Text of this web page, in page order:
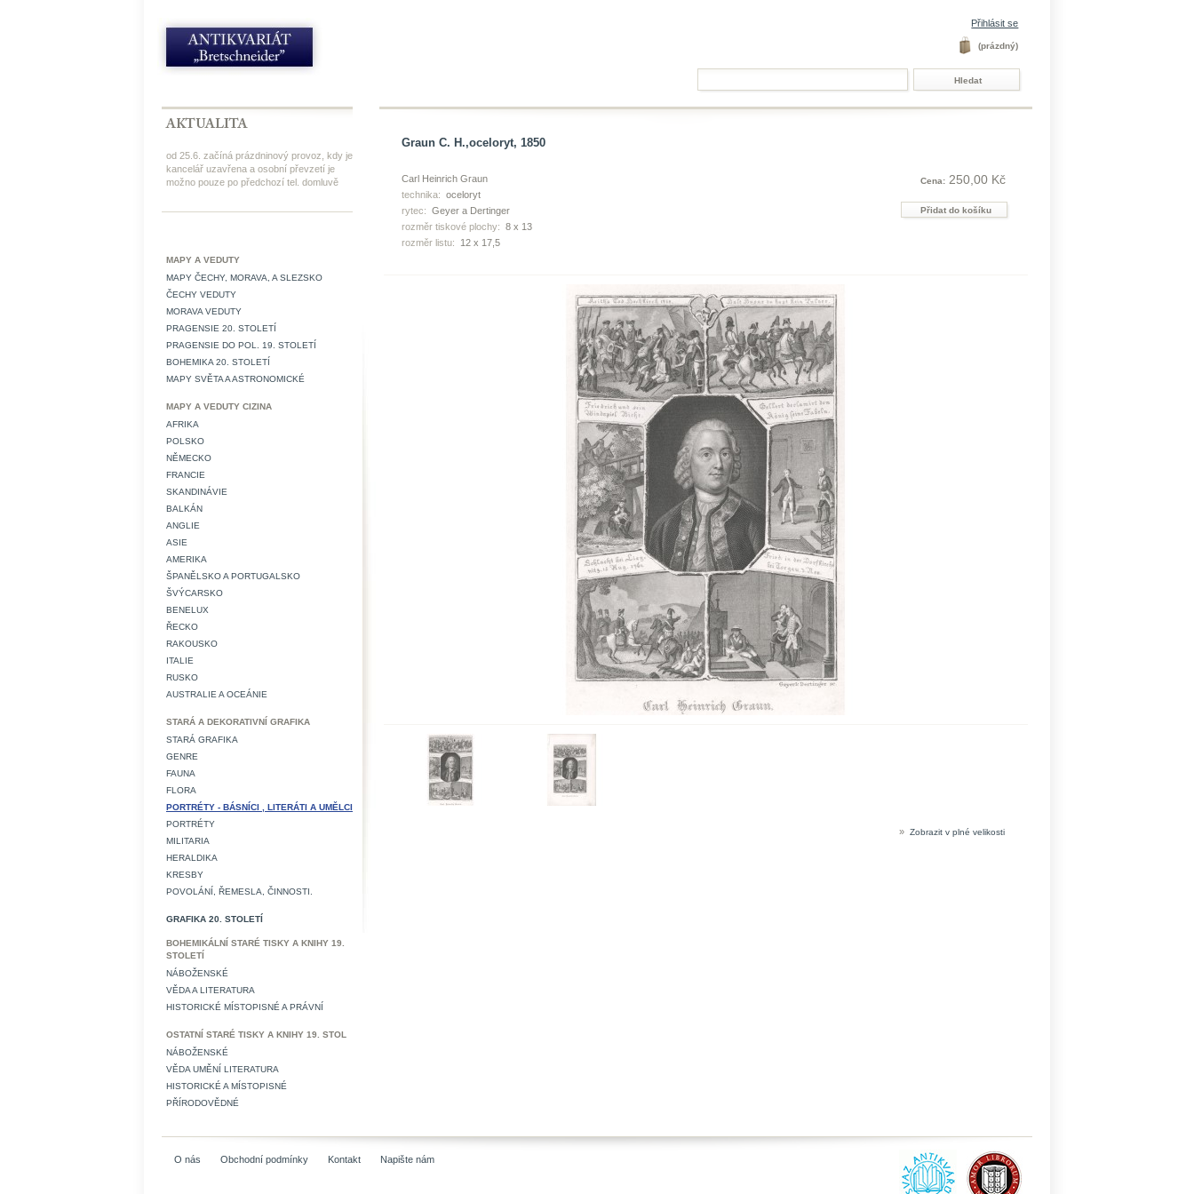
Přihlásit se
(prázdný)
od 25.6. začíná prázdninový provoz, kdy je
kancelář uzavřena a osobní převzetí je
možno pouze po předchozí tel. domluvě
MAPY A VEDUTY
MAPY ČECHY, MORAVA, A SLEZSKO
ČECHY VEDUTY
MORAVA VEDUTY
PRAGENSIE 20. STOLETÍ
PRAGENSIE DO POL. 19. STOLETÍ
BOHEMIKA 20. STOLETÍ
MAPY SVĚTA A ASTRONOMICKÉ
MAPY A VEDUTY CIZINA
AFRIKA
POLSKO
NĚMECKO
FRANCIE
SKANDINÁVIE
BALKÁN
ANGLIE
ASIE
AMERIKA
ŠPANĚLSKO A PORTUGALSKO
ŠVÝCARSKO
BENELUX
ŘECKO
RAKOUSKO
ITALIE
RUSKO
AUSTRALIE A OCEÁNIE
STARÁ A DEKORATIVNÍ GRAFIKA
STARÁ GRAFIKA
GENRE
FAUNA
FLORA
PORTRÉTY - BÁSNÍCI , LITERÁTI A UMĚLCI
PORTRÉTY
MILITARIA
HERALDIKA
KRESBY
POVOLÁNÍ, ŘEMESLA, ČINNOSTI.
GRAFIKA 20. STOLETÍ
BOHEMIKÁLNÍ STARÉ TISKY A KNIHY 19.
STOLETÍ
NÁBOŽENSKÉ
VĚDA A LITERATURA
HISTORICKÉ MÍSTOPISNÉ A PRÁVNÍ
OSTATNÍ STARÉ TISKY A KNIHY 19. STOL
NÁBOŽENSKÉ
VĚDA UMĚNÍ LITERATURA
HISTORICKÉ A MÍSTOPISNÉ
PŘÍRODOVĚDNÉ
Graun C. H.,oceloryt, 1850
Carl Heinrich Graun
technika: oceloryt
rytec: Geyer a Dertinger
rozměr tiskové plochy: 8 x 13
rozměr listu:
12 x 17,5
Cena: 250,00 Kč
» Zobrazit v plné velikosti
O nás Obchodní podmínky Kontakt Napište nám